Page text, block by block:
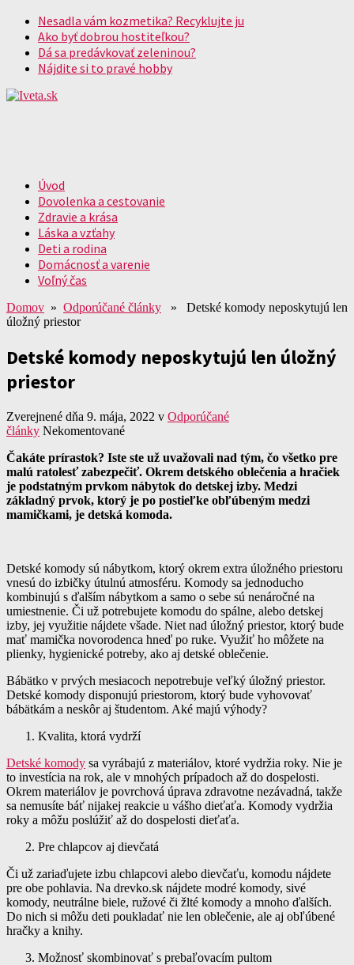
Nesadla vám kozmetika? Recyklujte ju
Ako byť dobrou hostiteľkou?
Dá sa predávkovať zeleninou?
Nájdite si to pravé hobby
Úvod
Dovolenka a cestovanie
Zdravie a krása
Láska a vzťahy
Deti a rodina
Domácnosť a varenie
Voľný čas
Domov » Odporúčané články » Detské komody neposkytujú len
úložný priestor
Detské komody neposkytujú len úložný
priestor
Zverejnené dňa 9. mája, 2022 v Odporúčané
články Nekomentované
Čakáte prírastok? Iste ste už uvažovali nad tým, čo všetko pre
malú ratolesť zabezpečiť. Okrem detského oblečenia a hračiek
je podstatným prvkom nábytok do detskej izby. Medzi
základný prvok, ktorý je po postieľke obľúbeným medzi
mamičkami, je detská komoda.
Detské komody sú nábytkom, ktorý okrem extra úložného priestoru
vnesú do izbičky útulnú atmosféru. Komody sa jednoducho
kombinujú s ďalším nábytkom a samo o sebe sú nenáročné na
umiestnenie. Či už potrebujete komodu do spálne, alebo detskej
izby, jej využitie nájdete všade. Niet nad úložný priestor, ktorý bude
mať mamička novorodenca hneď po ruke. Využiť ho môžete na
plienky, hygienické potreby, ako aj detské oblečenie.
Bábätko v prvých mesiacoch nepotrebuje veľký úložný priestor.
Detské komody disponujú priestorom, ktorý bude vyhovovať
bábätkám a neskôr aj študentom. Aké majú výhody?
Kvalita, ktorá vydrží
Detské komody sa vyrábajú z materiálov, ktoré vydržia roky. Nie je
to investícia na rok, ale v mnohých prípadoch až do dospelosti.
Okrem materiálov je povrchová úprava zdravotne nezávadná, takže
sa nemusíte báť nijakej reakcie u vášho dieťaťa. Komody vydržia
roky a môžu poslúžiť až do dospelosti dieťaťa.
Pre chlapcov aj dievčatá
Či už zariaďujete izbu chlapcovi alebo dievčaťu, komodu nájdete
pre obe pohlavia. Na drevko.sk nájdete modré komody, sivé
komody, neutrálne biele, ružové či žlté komody a mnoho ďalších.
Do nich si môžu deti poukladať nie len oblečenie, ale aj obľúbené
hračky a knihy.
Možnosť skombinovať s prebaľovacím pultom